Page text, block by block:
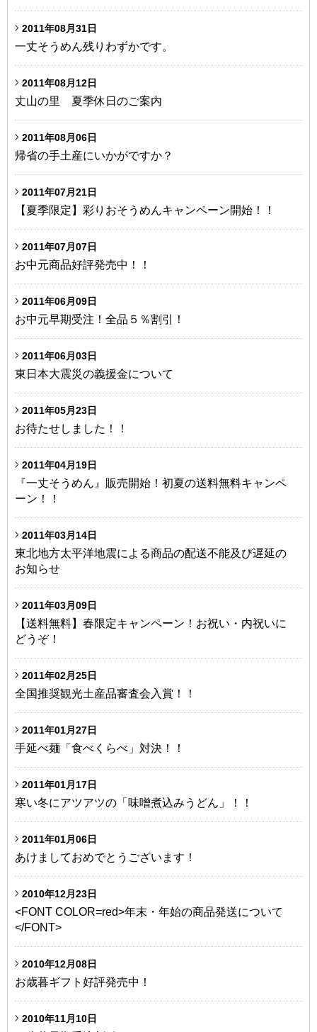
2011年08月31日
一丈そうめん残りわずかです。
2011年08月12日
丈山の里 夏季休日のご案内
2011年08月06日
帰省の手土産にいかがですか？
2011年07月21日
【夏季限定】彩りおそうめんキャンペーン開始！！
2011年07月07日
お中元商品好評発売中！！
2011年06月09日
お中元早期受注！全品５％割引！
2011年06月03日
東日本大震災の義援金について
2011年05月23日
お待たせしました！！
2011年04月19日
『一丈そうめん』販売開始！初夏の送料無料キャンペ
ーン！！
2011年03月14日
東北地方太平洋地震による商品の配送不能及び遅延の
お知らせ
2011年03月09日
【送料無料】春限定キャンペーン！お祝い・内祝いに
どうぞ！
2011年02月25日
全国推奨観光土産品審査会入賞！！
2011年01月27日
手延べ麺「食べくらべ」対決！！
2011年01月17日
寒い冬にアツアツの「味噌煮込みうどん」！！
2011年01月06日
あけましておめでとうございます！
2010年12月23日
<FONT COLOR=red>年末・年始の商品発送について
</FONT>
2010年12月08日
お歳暮ギフト好評発売中！
2010年11月10日